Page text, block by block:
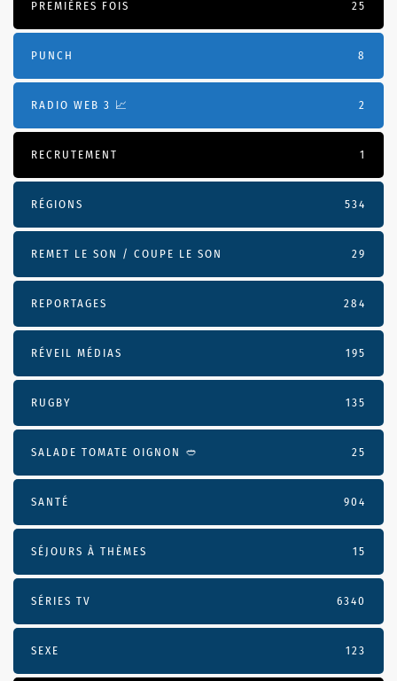
PREMIÈRES FOIS 25
PUNCH 8
RADIO WEB 3 📈 2
RECRUTEMENT 1
RÉGIONS 534
REMET LE SON / COUPE LE SON 29
REPORTAGES 284
RÉVEIL MÉDIAS 195
RUGBY 135
SALADE TOMATE OIGNON 🥙 25
SANTÉ 904
SÉJOURS À THÈMES 15
SÉRIES TV 6340
SEXE 123